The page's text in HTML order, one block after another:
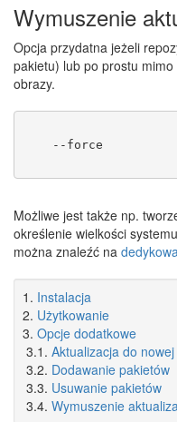
Wymuszenie
Opcja przydatna jeżeli
pakietu) lub po prostu
obrazy.
--force
Możliwe jest także np.
określenie wielkości
można znaleźć na
1. Instalacja
2. Użytkowanie
3. Opcje dodatkowe
3.1. Aktualizacja do
3.2. Dodawanie pakietów
3.3. Usuwanie pakietów
3.4. Wymuszenie